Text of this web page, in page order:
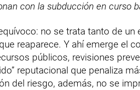
con la subducción en curso
no se trata tanto de un
reaparece. Y ahí emerge el
públicos, revisiones
reputacional que penaliza
del riesgo, además, no se